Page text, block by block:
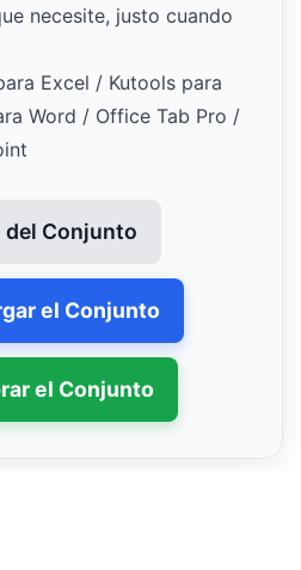
necesite, justo cuando
Excel / Kutools para
Word / Office Tab Pro /
del Conjunto
el Conjunto
el Conjunto